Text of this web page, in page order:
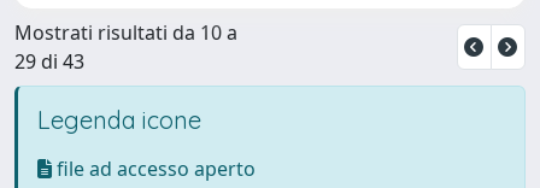
Mostrati risultati da 10 a
29 di 43
Legenda icone
file ad accesso aperto